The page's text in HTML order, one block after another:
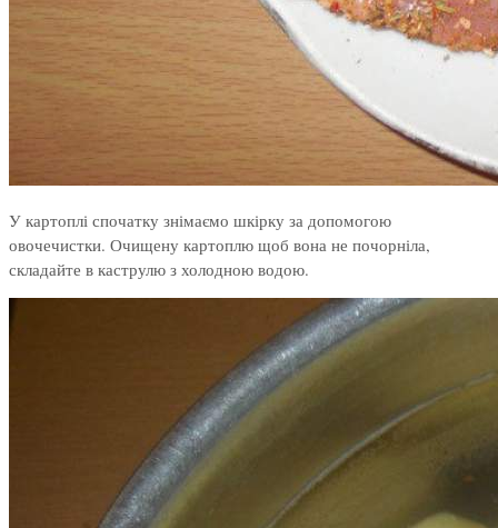
У картоплі спочатку знімаємо шкірку за допомогою
овочечистки. Очищену картоплю щоб вона не почорніла,
складайте в каструлю з холодною водою.